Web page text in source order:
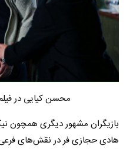
محسن کیایی در
بازیگران مشهور دیگری همچون
هادی حجازی فر در نقش‌های